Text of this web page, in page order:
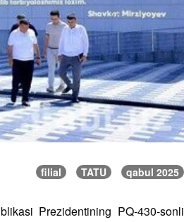
filial TATU qabul 2025
Prezidentining PQ-430-sonli